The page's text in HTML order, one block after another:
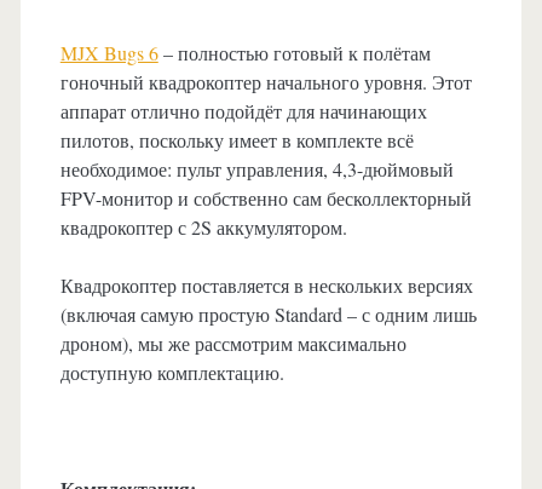
MJX Bugs 6– полностью готовый к полётам
гоночный квадрокоптер начального уровня. Этот
аппарат отлично подойдёт для начинающих
пилотов, поскольку имеет в комплекте всё
необходимое: пульт управления, 4,3-дюймовый
FPV-монитор и собственно сам бесколлекторный
квадрокоптер с 2S аккумулятором.
Квадрокоптер поставляется в нескольких версиях
(включая самую простую Standard – с одним лишь
дроном), мы же рассмотрим максимально
доступную комплектацию.